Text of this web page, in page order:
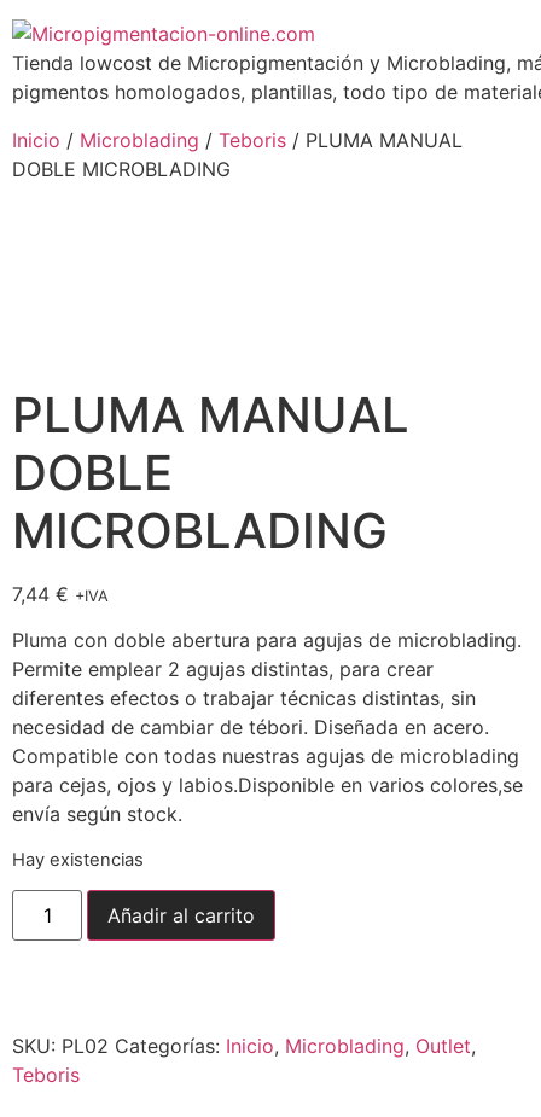
Tienda lowcost de Micropigmentación y Microblading,
pigmentos homologados, plantillas, todo tipo de
Inicio / Microblading / Teboris / PLUMA MANUAL
DOBLE MICROBLADING
PLUMA MANUAL
DOBLE
MICROBLADING
7,44 € +IVA
Pluma con doble abertura para agujas de microblading.
Permite emplear 2 agujas distintas, para crear
diferentes efectos o trabajar técnicas distintas, sin
necesidad de cambiar de tébori. Diseñada en acero.
Compatible con todas nuestras agujas de microblading
para cejas, ojos y labios.Disponible en varios colores,se
envía según stock.
Hay existencias
Añadir al carrito
SKU: PL02 Categorías: Inicio, Microblading, Outlet,
Teboris